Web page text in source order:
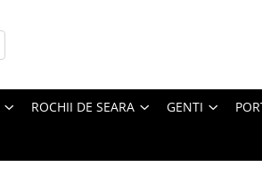
ROCHII DE SEARA GENTI